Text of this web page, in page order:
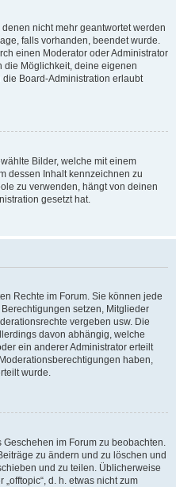
nicht mehr geantwortet werden
falls vorhanden, beendet wurde.
einen Moderator oder Administrator
die Möglichkeit, deine eigenen
Board-Administration erlaubt
Bilder, welche mit einem
dessen Inhalt kennzeichnen zu
zu verwenden, hängt von deinen
gesetzt hat.
Rechte im Forum. Sie können jede
setzen, Mitglieder
vergeben usw. Die
davon abhängig, welche
ein anderer Administrator erteilt
haben,
wurde.
im Forum zu beobachten.
zu ändern und zu löschen und
und zu teilen. Üblicherweise
d. h. etwas nicht zum